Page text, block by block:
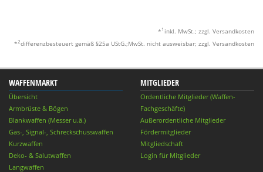
* 1 inkl. MwSt.; zzgl. Versandkosten
*2differenzbesteuert gemäß §25a UStG.;MwSt. nicht ausweisbar; zzgl. Versandkosten
WAFFENMARKT
Übersicht
Armbrüste & Bögen
Blankwaffen (Messer u.ä.)
Gas-, Signal-, Schreckschusswaffen
Kurzwaffen
Deko- & Salutwaffen
Langwaffen
MITGLIEDER
Ordentliche Mitglieder (Waffen-
Fachgeschäfte)
Außerordentliche Mitglieder
Fördermitglieder
Mitgliedschaft
Login für Mitglieder